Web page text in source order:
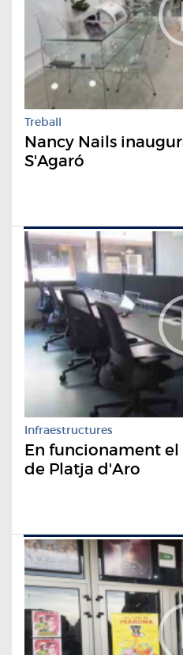
Treball
Nancy Nails
S'Agaró
Infraestructures
En funcionament
de Platja d'Aro